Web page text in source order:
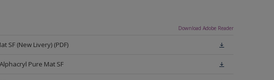
Download Adobe Reader
SF (New Livery) (PDF)
Pure Mat SF